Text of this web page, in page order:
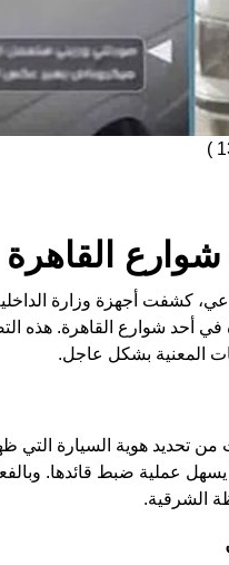
)
القاهرة
كشفت أجهزة وزارة
في أحد شوارع القاهرة. هذه
المعنية بشكل عاجل.
تحديد هوية السيارة التي
يسهل عملية ضبط قائدها.
الشرقية.